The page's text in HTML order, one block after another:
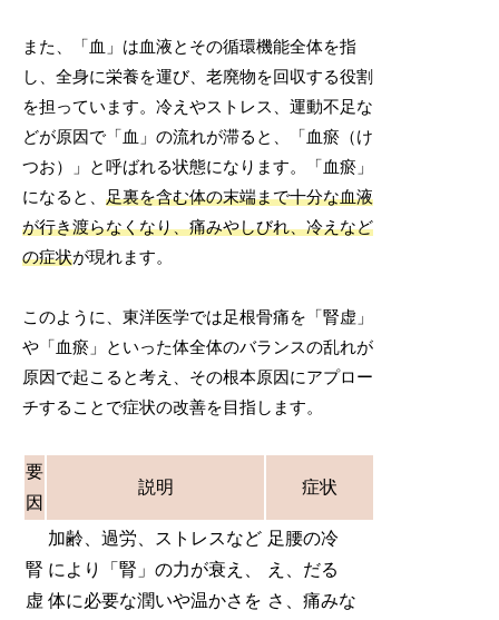
また、「血」は血液とその循環機能全体を指
し、全身に栄養を運び、老廃物を回収する役割
を担っています。冷えやストレス、運動不足な
どが原因で「血」の流れが滞ると、「血瘀（け
つお）」と呼ばれる状態になります。「血瘀」
になると、足裏を含む体の末端まで十分な血液
が行き渡らなくなり、痛みやしびれ、冷えなど
の症状が現れます。
このように、東洋医学では足根骨痛を「腎虚」
や「血瘀」といった体全体のバランスの乱れが
原因で起こると考え、その根本原因にアプロー
チすることで症状の改善を目指します。
要
因
説明 症状
腎
虚
加齢、過労、ストレスなど
により「腎」の力が衰え、
体に必要な潤いや温かさを
足腰の冷
え、だる
さ、痛みな